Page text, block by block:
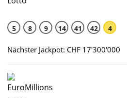
5 8 9 14 41 42 4
Nächster Jackpot: CHF 17'300'000